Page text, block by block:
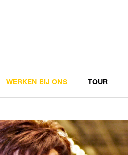
WERKEN BIJ ONS TOUR